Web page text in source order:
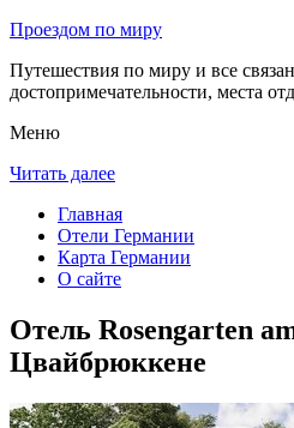
Проездом по миру
Путешествия по миру и все
достопримечательности, места
Меню
Читать далее
Главная
Отели Германии
Карта Германии
О сайте
Отель Rosengarten
Цвайбрюккене